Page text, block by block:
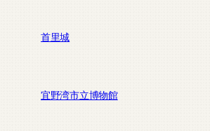
首里城
宜野湾市立博物館